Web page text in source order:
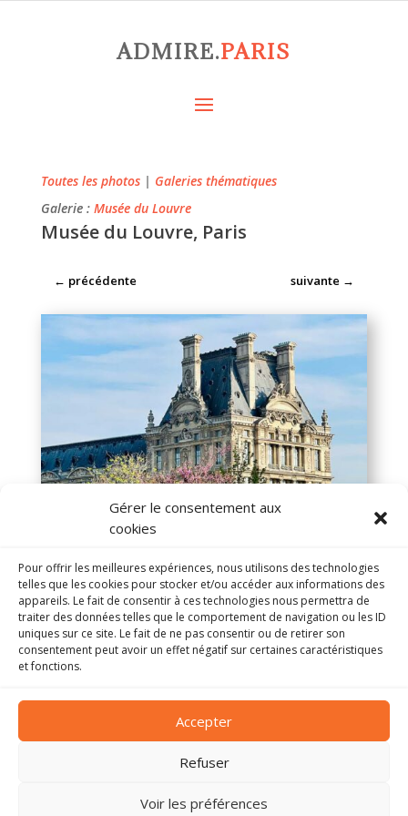
Gérer le consentement aux
cookies
Pour offrir les meilleures expériences, nous utilisons des technologies
telles que les cookies pour stocker et/ou accéder aux informations des
appareils. Le fait de consentir à ces technologies nous permettra de
traiter des données telles que le comportement de navigation ou les ID
uniques sur ce site. Le fait de ne pas consentir ou de retirer son
consentement peut avoir un effet négatif sur certaines caractéristiques
et fonctions.
Accepter
Refuser
Voir les préférences
ADMIRE.PARIS
Toutes les photos| Galeries thématiques
Galerie : Musée du Louvre
Musée du Louvre, Paris
← précédente suivante →
Photo de Stephanie Klepacki surUnsplash
ADMIRE.PARIS